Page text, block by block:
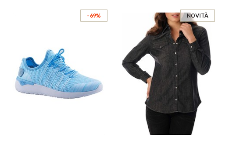
- 69% NOVITÀ